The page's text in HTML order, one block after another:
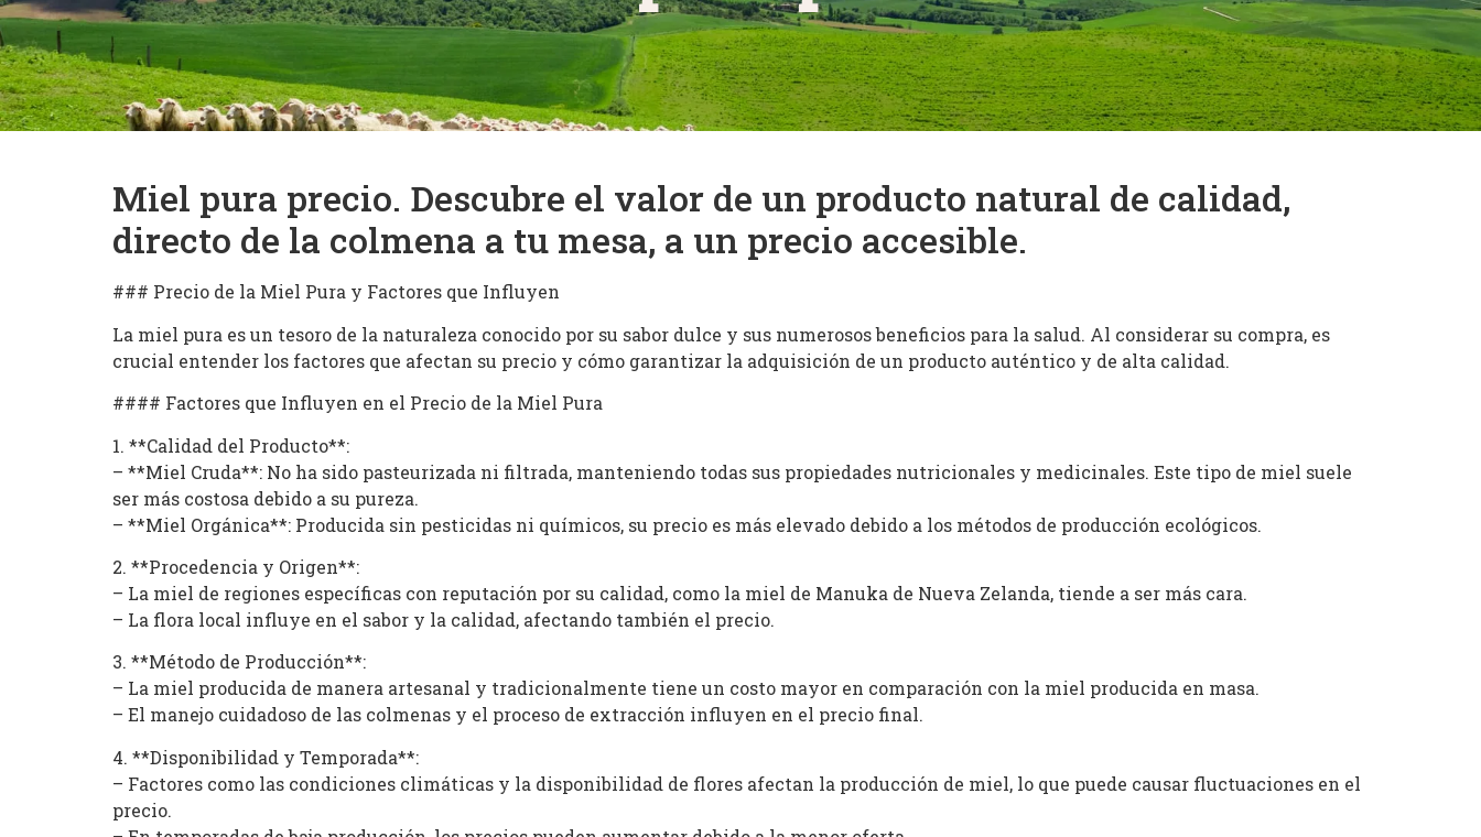
Miel pura precio. Descubre el valor de un producto natural de calidad,
directo de la colmena a tu mesa, a un precio accesible.
### Precio de la Miel Pura y Factores que Influyen
La miel pura es un tesoro de la naturaleza conocido por su sabor dulce y sus numerosos beneficios para la salud. Al considerar su compra, es
crucial entender los factores que afectan su precio y cómo garantizar la adquisición de un producto auténtico y de alta calidad.
#### Factores que Influyen en el Precio de la Miel Pura
1. **Calidad del Producto**:
– **Miel Cruda**: No ha sido pasteurizada ni filtrada, manteniendo todas sus propiedades nutricionales y medicinales. Este tipo de miel suele
ser más costosa debido a su pureza.
– **Miel Orgánica**: Producida sin pesticidas ni químicos, su precio es más elevado debido a los métodos de producción ecológicos.
2. **Procedencia y Origen**:
– La miel de regiones específicas con reputación por su calidad, como la miel de Manuka de Nueva Zelanda, tiende a ser más cara.
– La flora local influye en el sabor y la calidad, afectando también el precio.
3. **Método de Producción**:
– La miel producida de manera artesanal y tradicionalmente tiene un costo mayor en comparación con la miel producida en masa.
– El manejo cuidadoso de las colmenas y el proceso de extracción influyen en el precio final.
4. **Disponibilidad y Temporada**:
– Factores como las condiciones climáticas y la disponibilidad de flores afectan la producción de miel, lo que puede causar fluctuaciones en el
precio.